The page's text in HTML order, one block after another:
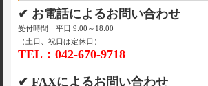
✔ お電話によるお問い合わせ
受付時間 平日 9:00～18:00
（土日、祝日は定休日）
TEL：042-670-9718
✔ FAXによるお問い合わせ